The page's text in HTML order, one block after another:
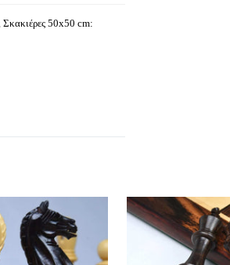
Σκακιέρες 50x50 cm: